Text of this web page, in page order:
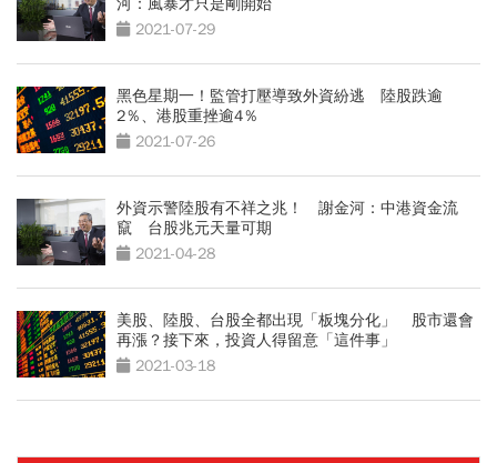
2021-07-29
黑色星期一！監管打壓導致外資紛逃 陸股跌逾
2％、港股重挫逾4％
2021-07-26
外資示警陸股有不祥之兆！ 謝金河：中港資金流
竄 台股兆元天量可期
2021-04-28
美股、陸股、台股全都出現「板塊分化」 股市還會
再漲？接下來，投資人得留意「這件事」
2021-03-18